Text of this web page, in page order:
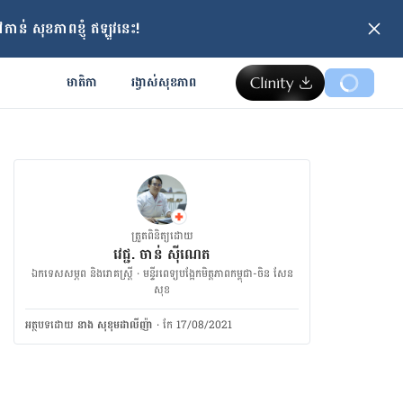
ន់ សុខភាពខ្ញុំ ឥឡូវនេះ!
មាតិកា រង្វាស់​សុខភាព
ត្រួតពិនិត្យដោយ
វេជ្ជ. ចាន់ ស៊ីណេត
ឯកទេសសម្ភព និងរោគស្ត្រី · ម​ន្ទីរពេទ្យបង្អែកមិត្តភាពកម្ពុជា-ចិន សែន
សុខ
អត្ថបទ​ដោយ នាង សុខុមដាលីញ៉ា ·កែ 17/08/2021